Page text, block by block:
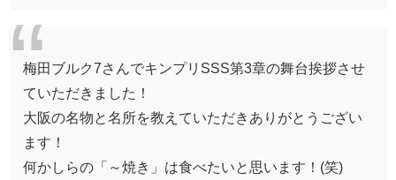
梅田ブルク7さんでキンプリSSS第3章の舞台挨拶させ
ていただきました！
大阪の名物と名所を教えていただきありがとうござい
ます！
何かしらの「～焼き」は食べたいと思います！(笑)